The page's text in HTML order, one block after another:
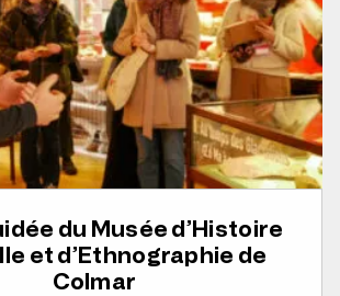
du Musée d’Histoire
et d’Ethnographie de
Colmar